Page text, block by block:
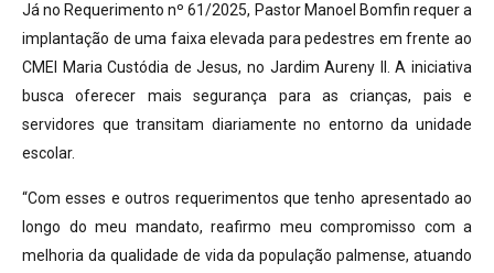
Já no Requerimento nº 61/2025, Pastor Manoel Bomfin requer a
implantação de uma faixa elevada para pedestres em frente ao
CMEI Maria Custódia de Jesus, no Jardim Aureny II. A iniciativa
busca oferecer mais segurança para as crianças, pais e
servidores que transitam diariamente no entorno da unidade
escolar.
“Com esses e outros requerimentos que tenho apresentado ao
longo do meu mandato, reafirmo meu compromisso com a
melhoria da qualidade de vida da população palmense, atuando